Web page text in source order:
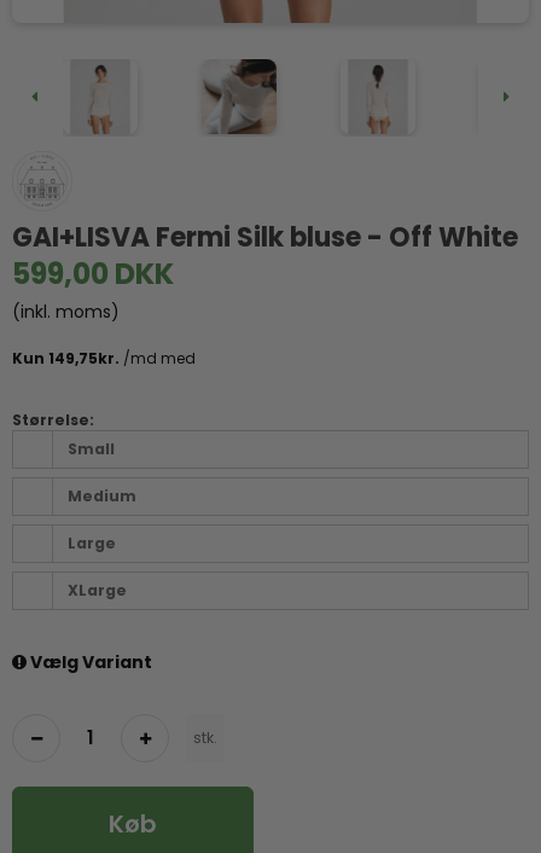
GAI+LISVA Fermi Silk bluse - Off White
599,00 DKK
(inkl. moms)
Størrelse:
Small
Medium
Large
XLarge
Vælg Variant
stk.
Køb